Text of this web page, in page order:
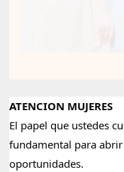
ATENCION MUJERES
El papel que ustedes
fundamental para
oportunidades.